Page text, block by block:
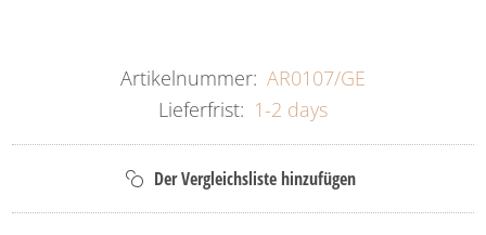
Artikelnummer: AR0107/GE
Lieferfrist: 1-2 days